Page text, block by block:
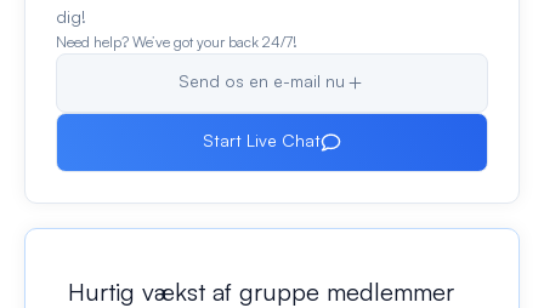
dig!
Need help? We’ve got your back 24/7!
Send os en e-mail nu
Start Live Chat
Hurtig vækst af gruppe medlemmer